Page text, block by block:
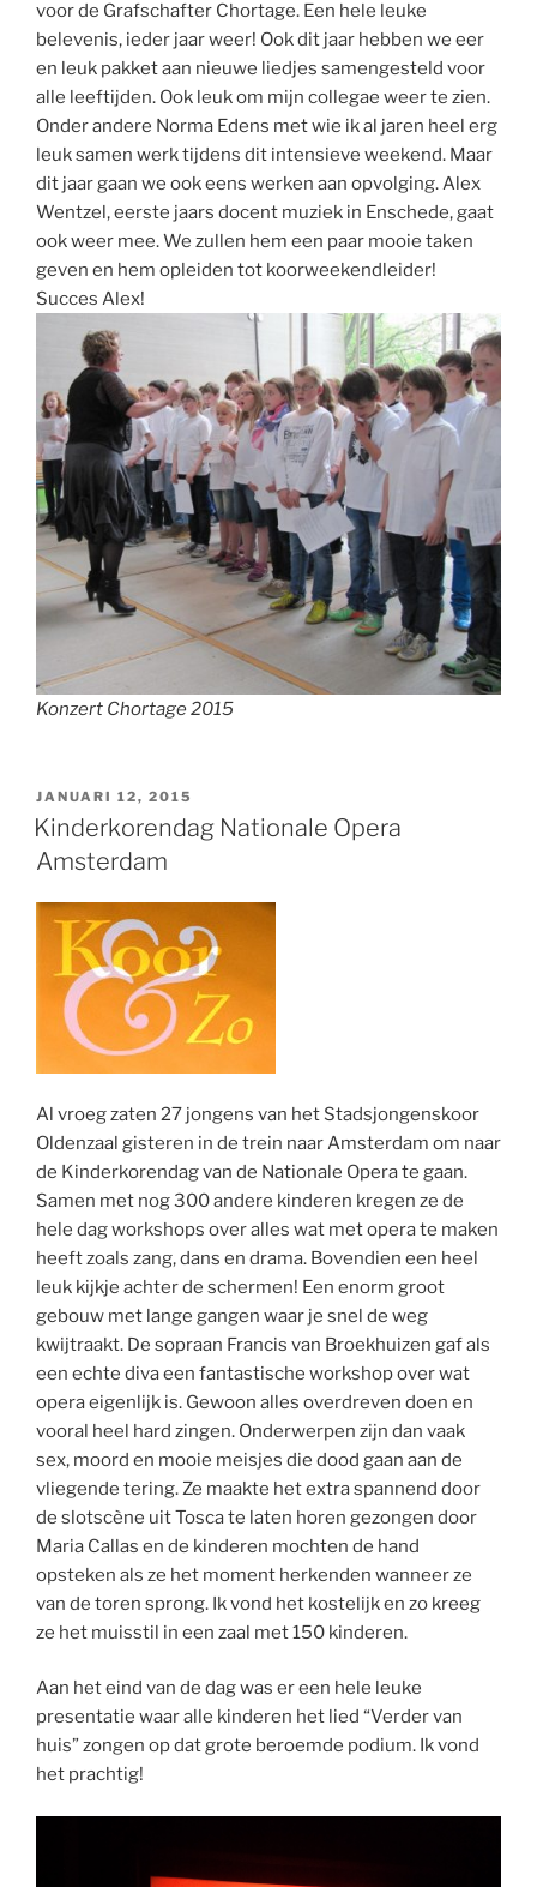
voor de Grafschafter Chortage. Een hele leuke
belevenis, ieder jaar weer! Ook dit jaar hebben we eer
en leuk pakket aan nieuwe liedjes samengesteld voor
alle leeftijden. Ook leuk om mijn collegae weer te zien.
Onder andere Norma Edens met wie ik al jaren heel erg
leuk samen werk tijdens dit intensieve weekend. Maar
dit jaar gaan we ook eens werken aan opvolging. Alex
Wentzel, eerste jaars docent muziek in Enschede, gaat
ook weer mee. We zullen hem een paar mooie taken
geven en hem opleiden tot koorweekendleider!
Succes Alex!
Konzert Chortage 2015
GEPLAATST
OP
JANUARI 12, 2015
Kinderkorendag Nationale Opera
Amsterdam
Al vroeg zaten 27 jongens van het Stadsjongenskoor
Oldenzaal gisteren in de trein naar Amsterdam om naar
de Kinderkorendag van de Nationale Opera te gaan.
Samen met nog 300 andere kinderen kregen ze de
hele dag workshops over alles wat met opera te maken
heeft zoals zang, dans en drama. Bovendien een heel
leuk kijkje achter de schermen! Een enorm groot
gebouw met lange gangen waar je snel de weg
kwijtraakt. De sopraan Francis van Broekhuizen gaf als
een echte diva een fantastische workshop over wat
opera eigenlijk is. Gewoon alles overdreven doen en
vooral heel hard zingen. Onderwerpen zijn dan vaak
sex, moord en mooie meisjes die dood gaan aan de
vliegende tering. Ze maakte het extra spannend door
de slotscène uit Tosca te laten horen gezongen door
Maria Callas en de kinderen mochten de hand
opsteken als ze het moment herkenden wanneer ze
van de toren sprong. Ik vond het kostelijk en zo kreeg
ze het muisstil in een zaal met 150 kinderen.
Aan het eind van de dag was er een hele leuke
presentatie waar alle kinderen het lied “Verder van
huis” zongen op dat grote beroemde podium. Ik vond
het prachtig!